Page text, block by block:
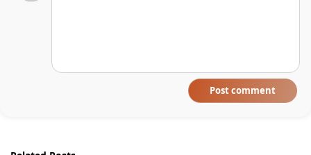
Post comment